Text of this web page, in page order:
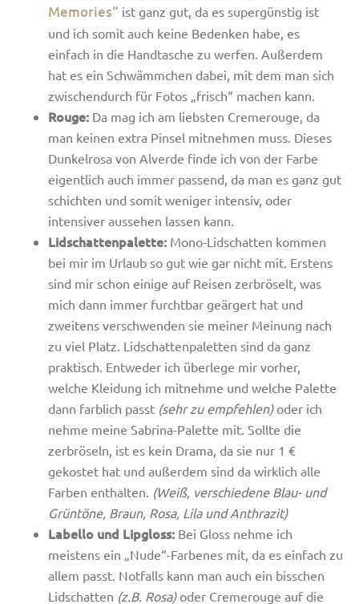
Memories“ ist ganz gut, da es supergünstig ist
und ich somit auch keine Bedenken habe, es
einfach in die Handtasche zu werfen. Außerdem
hat es ein Schwämmchen dabei, mit dem man sich
zwischendurch für Fotos „frisch“ machen kann.
Rouge: Da mag ich am liebsten Cremerouge, da
man keinen extra Pinsel mitnehmen muss. Dieses
Dunkelrosa von Alverde finde ich von der Farbe
eigentlich auch immer passend, da man es ganz gut
schichten und somit weniger intensiv, oder
intensiver aussehen lassen kann.
Lidschattenpalette: Mono-Lidschatten kommen
bei mir im Urlaub so gut wie gar nicht mit. Erstens
sind mir schon einige auf Reisen zerbröselt, was
mich dann immer furchtbar geärgert hat und
zweitens verschwenden sie meiner Meinung nach
zu viel Platz. Lidschattenpaletten sind da ganz
praktisch. Entweder ich überlege mir vorher,
welche Kleidung ich mitnehme und welche Palette
dann farblich passt (sehr zu empfehlen) oder ich
nehme meine Sabrina-Palette mit. Sollte die
zerbröseln, ist es kein Drama, da sie nur 1 €
gekostet hat und außerdem sind da wirklich alle
Farben enthalten. (Weiß, verschiedene Blau- und
Grüntöne, Braun, Rosa, Lila und Anthrazit)
Labello und Lipgloss: Bei Gloss nehme ich
meistens ein „Nude“-Farbenes mit, da es einfach zu
allem passt. Notfalls kann man auch ein bisschen
Lidschatten (z.B. Rosa)oder Cremerouge auf die